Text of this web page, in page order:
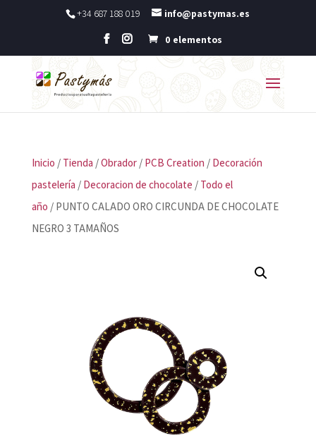
+34 687 188 019 info@pastymas.es
0 elementos
Inicio / Tienda /Obrador/ PCB Creation / Decoración
pastelería / Decoracion de chocolate / Todo el
año / PUNTO CALADO ORO CIRCUNDA DE CHOCOLATE
NEGRO 3 TAMAÑOS